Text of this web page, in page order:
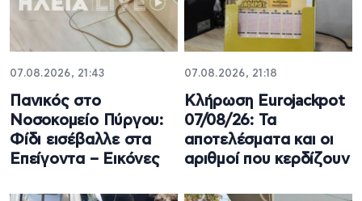
07.08.2026, 21:43
Πανικός στο
Νοσοκομείο Πύργου:
Φίδι εισέβαλλε στα
Επείγοντα – Εικόνες
07.08.2026, 21:18
Κλήρωση Eurojackpot
07/08/26: Τα
αποτελέσματα και οι
αριθμοί που κερδίζουν